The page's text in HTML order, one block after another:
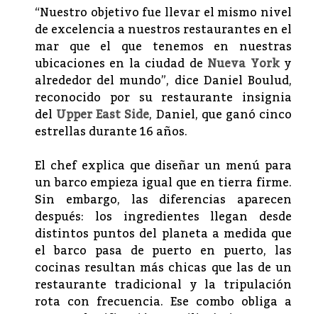
“Nuestro objetivo fue llevar el mismo nivel
de excelencia a nuestros restaurantes en el
mar que el que tenemos en nuestras
ubicaciones en la ciudad de Nueva Yorky
alrededor del mundo”, dice Daniel Boulud,
reconocido por su restaurante insignia
del Upper East Side, Daniel, que ganó cinco
estrellas durante 16 años.
El chef explica que diseñar un menú para
un barco empieza igual que en tierra firme.
Sin embargo, las diferencias aparecen
después: los ingredientes llegan desde
distintos puntos del planeta a medida que
el barco pasa de puerto en puerto, las
cocinas resultan más chicas que las de un
restaurante tradicional y la tripulación
rota con frecuencia. Ese combo obliga a